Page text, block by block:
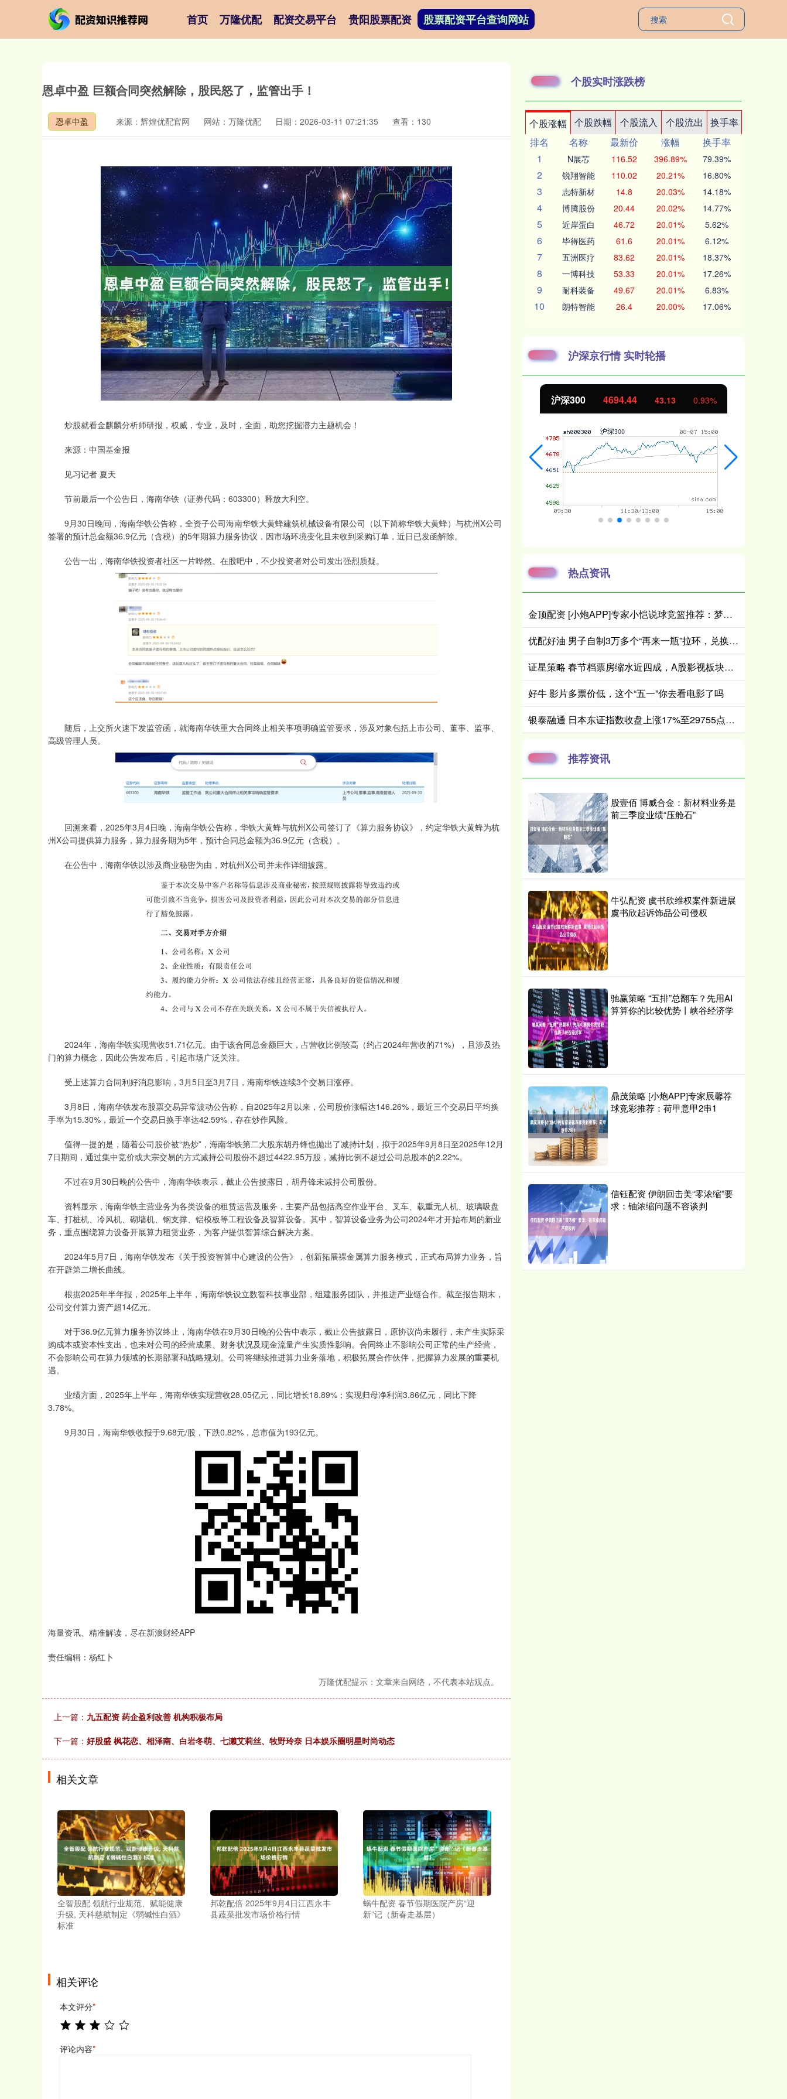
首页 万隆优配 配资交易平台 贵阳股票配资 股票配资平台查询网站
恩卓中盈 巨额合同突然解除，股民怒了，监管出手！
恩卓中盈 来源：辉煌优配官网 网站：万隆优配 日期：2026-03-11 07:21:35 查看：130
炒股就看金麒麟分析师研报，权威，专业，及时，全面，助您挖掘潜力主题机会！
来源：中国基金报
见习记者 夏天
节前最后一个公告日，海南华铁（证券代码：603300）释放大利空。
9月30日晚间，海南华铁公告称，全资子公司海南华铁大黄蜂建筑机械设备有限公司（以下简称华铁大黄蜂）与杭州X公司
签署的预计总金额36.9亿元（含税）的5年期算力服务协议，因市场环境变化且未收到采购订单，近日已发函解除。
公告一出，海南华铁投资者社区一片哗然。在股吧中，不少投资者对公司发出强烈质疑。
随后，上交所火速下发监管函，就海南华铁重大合同终止相关事项明确监管要求，涉及对象包括上市公司、董事、监事、
高级管理人员。
回溯来看，2025年3月4日晚，海南华铁公告称，华铁大黄蜂与杭州X公司签订了《算力服务协议》，约定华铁大黄蜂为杭
州X公司提供算力服务，算力服务期为5年，预计合同总金额为36.9亿元（含税）。
在公告中，海南华铁以涉及商业秘密为由，对杭州X公司并未作详细披露。
2024年，海南华铁实现营收51.71亿元。由于该合同总金额巨大，占营收比例较高（约占2024年营收的71%），且涉及热
门的算力概念，因此公告发布后，引起市场广泛关注。
受上述算力合同利好消息影响，3月5日至3月7日，海南华铁连续3个交易日涨停。
3月8日，海南华铁发布股票交易异常波动公告称，自2025年2月以来，公司股价涨幅达146.26%，最近三个交易日平均换
手率为15.30%，最近一个交易日换手率达42.59%，存在炒作风险。
值得一提的是，随着公司股价被“热炒”，海南华铁第二大股东胡丹锋也抛出了减持计划，拟于2025年9月8日至2025年12月
7日期间，通过集中竞价或大宗交易的方式减持公司股份不超过4422.95万股，减持比例不超过公司总股本的2.22%。
不过在9月30日晚的公告中，海南华铁表示，截止公告披露日，胡丹锋未减持公司股份。
资料显示，海南华铁主营业务为各类设备的租赁运营及服务，主要产品包括高空作业平台、叉车、载重无人机、玻璃吸盘
车、打桩机、冷风机、砌墙机、钢支撑、铝模板等工程设备及智算设备。其中，智算设备业务为公司2024年才开始布局的新业
务，重点围绕算力设备开展算力租赁业务，为客户提供智算综合解决方案。
2024年5月7日，海南华铁发布《关于投资智算中心建设的公告》，创新拓展裸金属算力服务模式，正式布局算力业务，旨
在开辟第二增长曲线。
根据2025年半年报，2025年上半年，海南华铁设立数智科技事业部，组建服务团队，并推进产业链合作。截至报告期末，
公司交付算力资产超14亿元。
对于36.9亿元算力服务协议终止，海南华铁在9月30日晚的公告中表示，截止公告披露日，原协议尚未履行，未产生实际采
购成本或资本性支出，也未对公司的经营成果、财务状况及现金流量产生实质性影响。合同终止不影响公司正常的生产经营，
不会影响公司在算力领域的长期部署和战略规划。公司将继续推进算力业务落地，积极拓展合作伙伴，把握算力发展的重要机
遇。
业绩方面，2025年上半年，海南华铁实现营收28.05亿元，同比增长18.89%；实现归母净利润3.86亿元，同比下降
3.78%。
9月30日，海南华铁收报于9.68元/股，下跌0.82%，总市值为193亿元。
海量资讯、精准解读，尽在新浪财经APP
责任编辑：杨红卜
万隆优配提示：文章来自网络，不代表本站观点。
上一篇： 九五配资 药企盈利改善 机构积极布局
下一篇： 好股盛 枫花恋、相泽南、白岩冬萌、七濑艾莉丝、牧野玲奈 日本娱乐圈明星时尚动态
相关文章
全智股配 领航行业规范、赋能健康
升级, 天科慈航制定《弱碱性白酒》
标准
邦乾配倍 2025年9月4日江西永丰
县蔬菜批发市场价格行情
蜗牛配资 春节假期医院产房“迎
新”记（新春走基层）
相关评论
本文评分*
评论内容*
个股实时涨跌榜
个股涨幅 个股跌幅 个股流入 个股流出
换手率
排名
名称 最新价 涨幅
换手率
1
N展芯 116.52 396.89% 79.39%
2 锐翔智能 110.02 20.21% 16.80%
3 志特新材 14.8 20.03% 14.18%
4 博腾股份 20.44 20.02% 14.77%
5 近岸蛋白 46.72 20.01% 5.62%
6 毕得医药 61.6 20.01% 6.12%
7 五洲医疗 83.62 20.01% 18.37%
8 一博科技 53.33 20.01% 17.26%
9 耐科装备 49.67 20.01% 6.83%
10 朗特智能 26.4 20.00% 17.06%
沪深京行情 实时轮播
深证成指 14311.01 200.89 1.42% 沪深300 4694.44 43.13 北证50 1134.24 11.37 1.01%
热点资讯
金顶配资 [小炮APP]专家小恺说球竞篮推荐：梦想守住主场
优配好油 男子自制3万多个“再来一瓶”拉环，兑换近700箱啤酒！警方：他称个人饮用，实为出售获利
证星策略 春节档票房缩水近四成，A股影视板块马年首日垫底
好牛 影片多票价低，这个“五一”你去看电影了吗
银泰融通 日本东证指数收盘上涨17%至29755点，收创历史新高
推荐资讯
股壹佰 博威合金：新材料业务是
前三季度业绩“压舱石”
牛弘配资 虞书欣维权案件新进展
虞书欣起诉饰品公司侵权
驰赢策略 “五排”总翻车？先用AI
算算你的比较优势丨峡谷经济学
鼎茂策略 [小炮APP]专家辰馨荐
球竞彩推荐：荷甲意甲2串1
信钰配资 伊朗回击美“零浓缩”要
求：铀浓缩问题不容谈判